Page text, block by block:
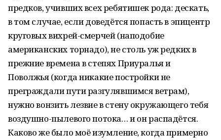
предков, учивших всех ребятишек рода: дескать,
в том случае, если доведётся попасть в эпицентр
круговых вихрей-смерчей (наподобие
американских торнадо), не столь уж редких в
прежние времена в степях Приуралья и
Поволжья (когда никакие постройки не
преграждали пути разгулявшимся ветрам),
нужно вонзить лезвие в стену окружающего тебя
воздушно-пылевого потока… и он распадётся.
Каково же было моё изумление, когда примерно